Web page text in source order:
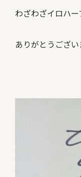
わざわざイロハ
ありがとうござ